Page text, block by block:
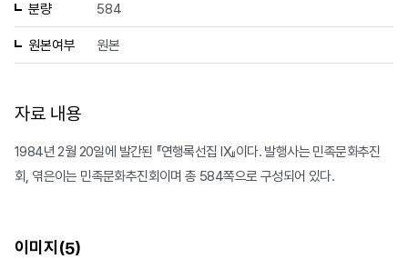
분량 584
원본여부 원본
자료 내용
1984년 2월 20일에 발간된 『연행록선집 Ⅸ』이다. 발행사는 민족문화추진
회, 엮은이는 민족문화추진회이며 총 584쪽으로 구성되어 있다.
이미지(5)